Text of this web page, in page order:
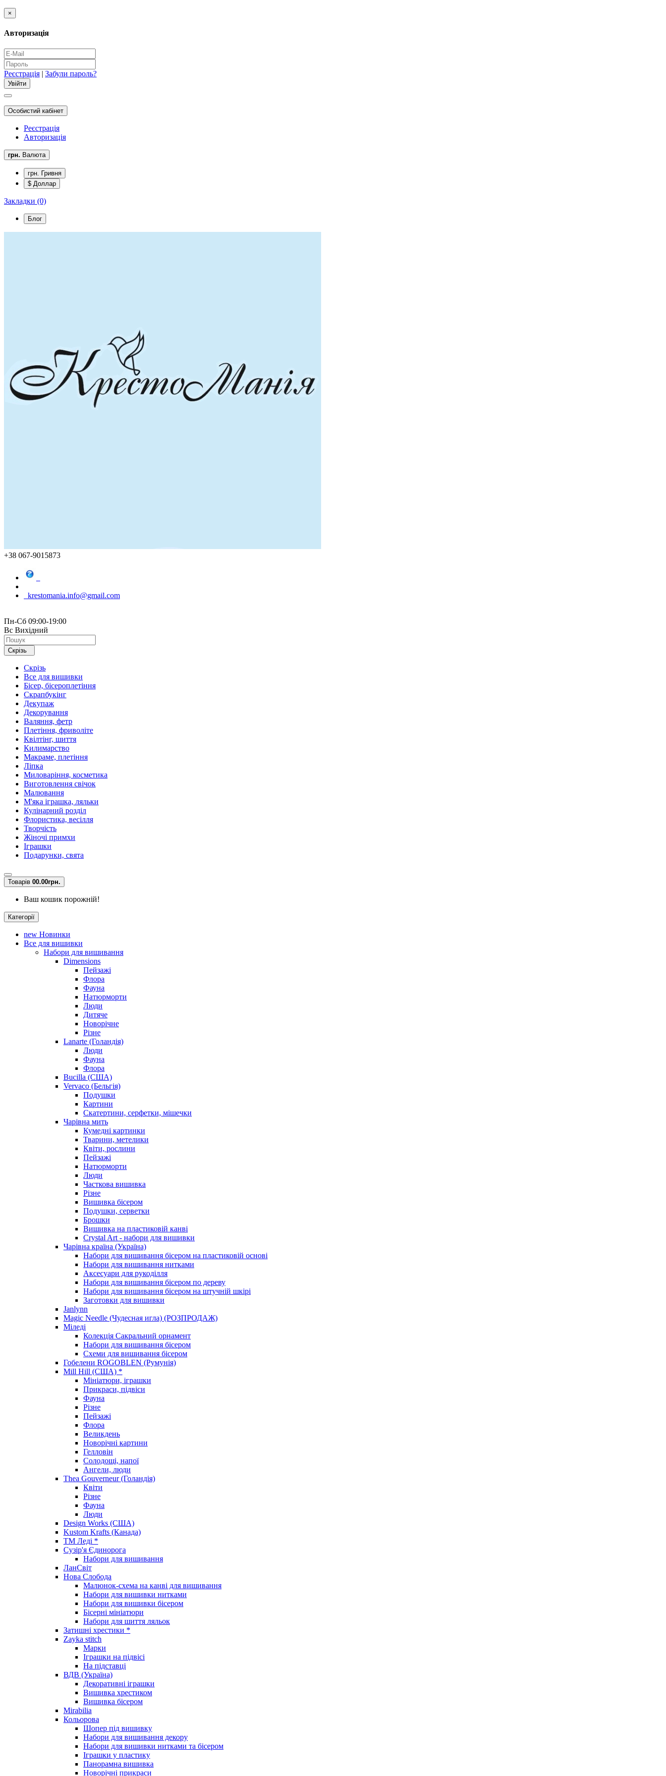
×
Авторизація
Реєстрація | Забули пароль?
Особистий кабінет
Реєстрація
Авторизація
грн. Валюта
грн. Гривня
$ Доллар
Закладки (0)
Блог
+38 067-9015873
krestomania.info@gmail.com
Пн-Сб 09:00-19:00
Вс Вихідний
Скрізь
Скрізь
Все для вишивки
Бісер, бісероплетіння
Скрапбукінг
Декупаж
Декорування
Валяння, фетр
Плетіння, фриволіте
Квілтінг, шиття
Килимарство
Макраме, плетіння
Ліпка
Миловаріння, косметика
Виготовлення свічок
Малювання
М'яка іграшка, ляльки
Кулінарний розділ
Флористика, весілля
Творчість
Жіночі примхи
Іграшки
Подарунки, свята
Товарів 00.00грн.
Ваш кошик порожній!
Категорії
new Новинки
Все для вишивки
Набори для вишивання
Dimensions
Пейзажі
Флора
Фауна
Натюрморти
Люди
Дитяче
Новорічне
Різне
Lanarte (Голандія)
Люди
Фауна
Флора
Bucilla (США)
Vervaco (Бельгія)
Подушки
Картини
Скатертини, серфетки, мішечки
Чарiвна мить
Кумедні картинки
Тварини, метелики
Квіти, рослини
Пейзажі
Натюрморти
Люди
Часткова вишивка
Різне
Вишивка бісером
Подушки, серветки
Брошки
Вишивка на пластиковій канві
Crystal Art - набори для вишивки
Чарівна країна (Україна)
Набори для вишивання бісером на пластиковій основі
Набори для вишивання нитками
Аксесуари для рукоділля
Набори для вишивання бісером по дереву
Набори для вишивання бісером на штучній шкірі
Заготовки для вишивки
Janlynn
Magic Needle (Чудесная игла) (РОЗПРОДАЖ)
Міледі
Колекція Сакральний орнамент
Набори для вишивання бісером
Схеми для вишивання бісером
Гобелени ROGOBLEN (Румунія)
Mill Hill (США) *
Мініатюри, іграшки
Прикраси, підвіси
Фауна
Різне
Пейзажі
Флора
Великдень
Новорічні картини
Гелловін
Солодощі, напої
Ангели, люди
Thea Gouverneur (Голандія)
Квіти
Різне
Фауна
Люди
Design Works (США)
Kustom Krafts (Канада)
ТМ Леді *
Сузір'я Єдинорога
Набори для вишивання
ЛанСвіт
Нова Слобода
Малюнок-схема на канві для вишивання
Набори для вишивки нитками
Набори для вишивки бісером
Бісерні мініатюри
Набори для шиття ляльок
Затишні хрестики *
Zayka stitch
Марки
Іграшки на підвісі
На підставці
ВДВ (Україна)
Декоративні іграшки
Вишивка хрестиком
Вишивка бісером
Mirabilia
Кольорова
Шопер під вишивку
Набори для вишивання декору
Набори для вишивки нитками та бісером
Іграшки у пластику
Панорамна вишивка
Новорічні прикраси